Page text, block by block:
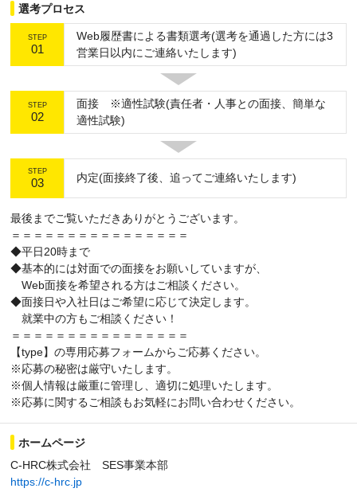
選考プロセス
STEP
01
Web履歴書による書類選考(選考を通過した方には3
営業日以内にご連絡いたします)
STEP
02
面接 ※適性試験(責任者・人事との面接、簡単な
適性試験)
STEP
03 内定(面接終了後、追ってご連絡いたします)
最後までご覧いただきありがとうございます。
＝＝＝＝＝＝＝＝＝＝＝＝＝＝＝＝
◆平日20時まで
◆基本的には対面での面接をお願いしていますが、
Web面接を希望される方はご相談ください。
◆面接日や入社日はご希望に応じて決定します。
就業中の方もご相談ください！
＝＝＝＝＝＝＝＝＝＝＝＝＝＝＝＝
【type】の専用応募フォームからご応募ください。
※応募の秘密は厳守いたします。
※個人情報は厳重に管理し、適切に処理いたします。
※応募に関するご相談もお気軽にお問い合わせください。
ホームページ
C-HRC株式会社 SES事業本部
https://c-hrc.jp